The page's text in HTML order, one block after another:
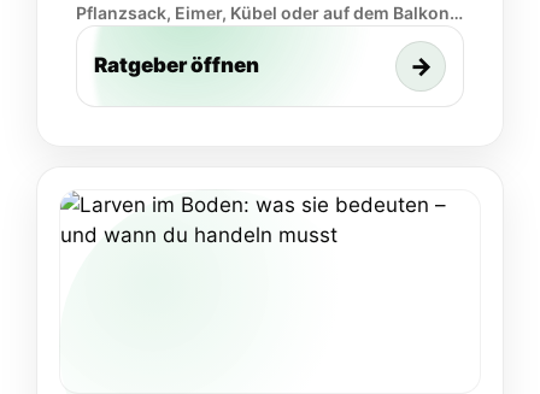
Pflanzsack, Eimer, Kübel oder auf dem Balkon
klappt.
Ratgeber öffnen →